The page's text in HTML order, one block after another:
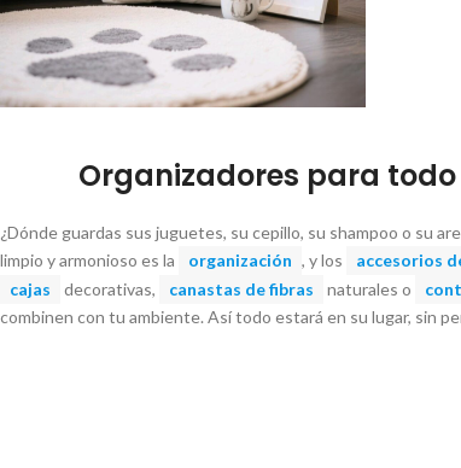
Organizadores para
¿Dónde guardas sus juguetes, su cepillo, su shampoo o su
limpio y armonioso es la
organización , y los accesorios
cajas
decorativas, canastas de fibras naturales o
combinen con tu ambiente. Así todo estará en su lugar, sin